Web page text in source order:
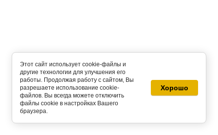
Этот сайт использует cookie-файлы и
другие технологии для улучшения его
работы. Продолжая работу с сайтом, Вы
разрешаете использование cookie-
файлов. Вы всегда можете отключить
файлы cookie в настройках Вашего
браузера.
Хорошо